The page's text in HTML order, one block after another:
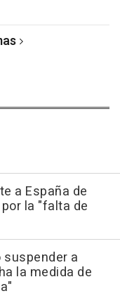
a España de
la "falta de
suspender a
la medida de